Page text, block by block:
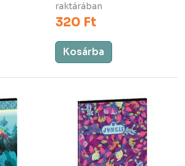
raktárában
320 Ft
Kosárba